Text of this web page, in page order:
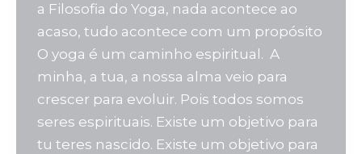
a Filosofia do Yoga, nada acontece ao
acaso, tudo acontece com um propósito
O yoga é um caminho espiritual. A
minha, a tua, a nossa alma veio para
crescer para evoluir. Pois todos somos
seres espirituais. Existe um objetivo para
tu teres nascido. Existe um objetivo para